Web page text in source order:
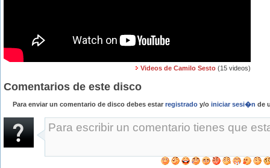
Videos de Camilo Sesto (15 videos)
Comentarios de este disco
Para enviar un comentario de disco debes estar registrado y/o iniciar sesi�n de